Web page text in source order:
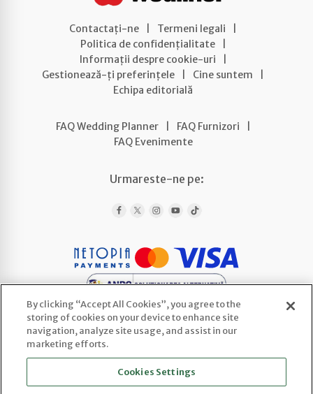
Contactați-ne Termeni legali
Politica de confidențialitate
Informații despre cookie-uri
Gestionează-ți preferințele
Cine suntem
Echipa editorială
FAQ Wedding Planner FAQ Furnizori
FAQ Evenimente
Urmareste-ne pe:
WEDLINE AGENCY SRL
CUI: 52443922 | Reg. Com.: J2025066800003
By clicking “Accept All Cookies”, you agree to the
storing of cookies on your device to enhance site
navigation, analyze site usage, and assist in our
marketing efforts.
Cookies Settings